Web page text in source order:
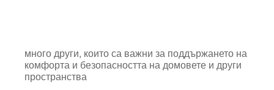
много други, които са важни за поддържането на
комфорта и безопасността на домовете и други
пространства